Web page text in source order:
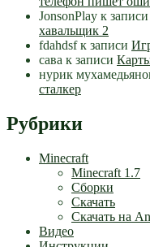
JonsonPlay к записи
хавальщик 2
fdahdsfк записи
сава к записи
нурик
сталкер
Рубрики
Minecraft
Minecraft 1.7
Сборки
Скачать
Скачать на
Видео